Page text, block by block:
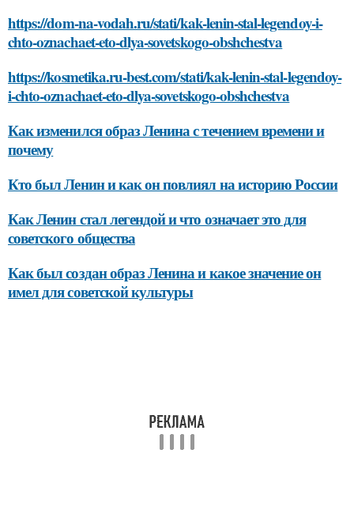
https://dom-na-vodah.ru/stati/kak-lenin-stal-legendoy-i-
chto-oznachaet-eto-dlya-sovetskogo-obshchestva
https://kosmetika.ru-best.com/stati/kak-lenin-stal-legendoy-
i-chto-oznachaet-eto-dlya-sovetskogo-obshchestva
Как изменился образ Ленина с течением времени и
почему
Кто был Ленин и как он повлиял на историю России
Как Ленин стал легендой и что означает это для
советского общества
Как был создан образ Ленина и какое значение он
имел для советской культуры